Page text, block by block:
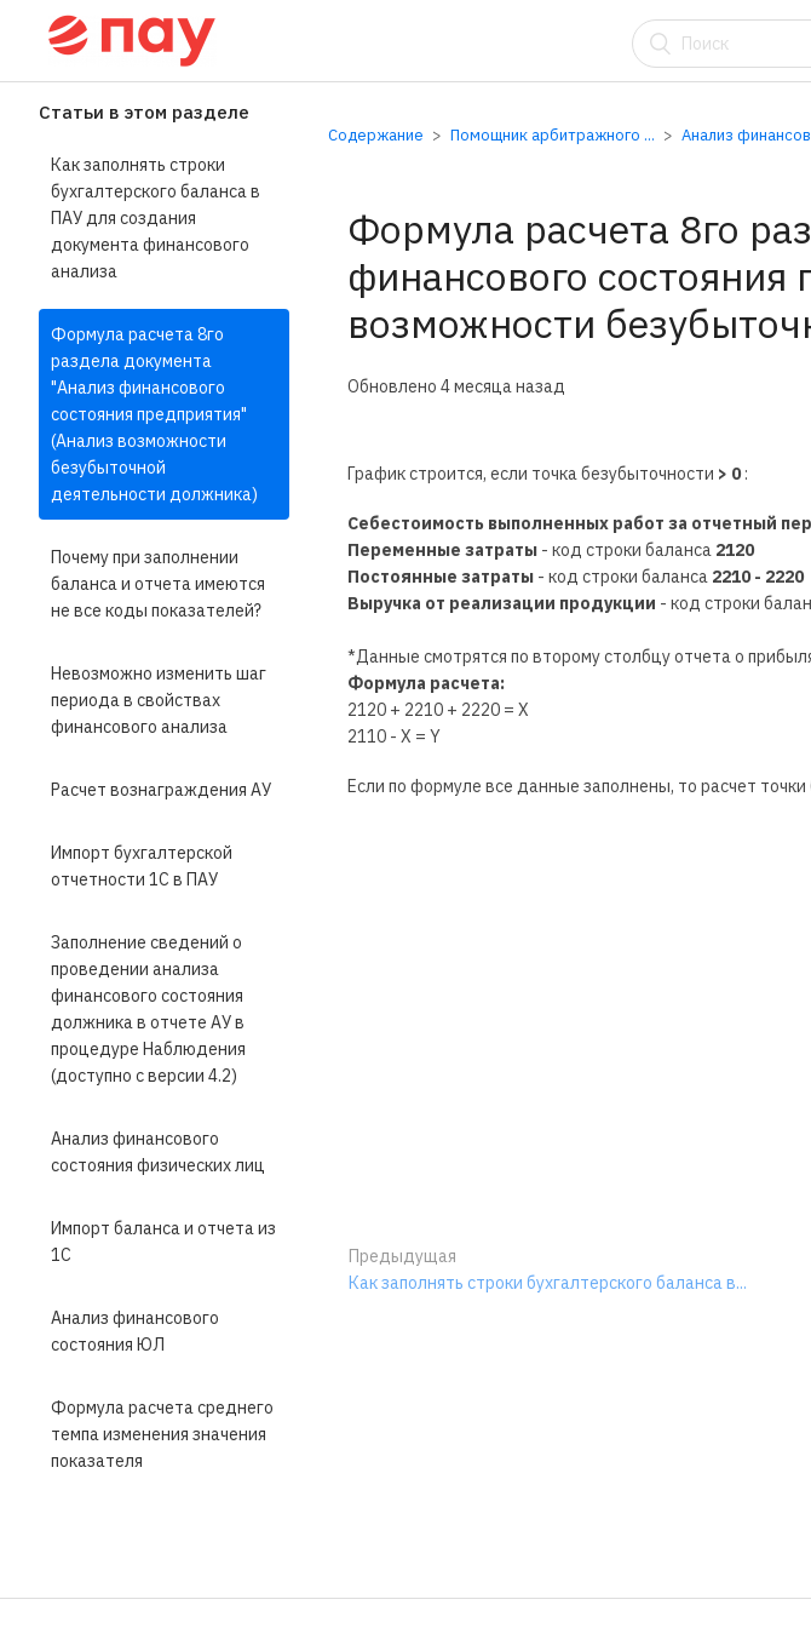
Статьи в этом разделе
Как заполнять строки
бухгалтерского баланса в
ПАУ для создания
документа финансового
анализа
Формула расчета 8го
раздела документа
"Анализ финансового
состояния предприятия"
(Анализ возможности
безубыточной
деятельности должника)
Почему при заполнении
баланса и отчета имеются
не все коды показателей?
Невозможно изменить шаг
периода в свойствах
финансового анализа
Расчет вознаграждения АУ
Импорт бухгалтерской
отчетности 1С в ПАУ
Заполнение сведений о
проведении анализа
финансового состояния
должника в отчете АУ в
процедуре Наблюдения
(доступно с версии 4.2)
Анализ финансового
состояния физических лиц
Импорт баланса и отчета из
1С
Анализ финансового
состояния ЮЛ
Формула расчета среднего
темпа изменения значения
показателя
Содержание Помощник арбитражного ... Анализ
Формула расчета 8го
финансового
возможности
Обновлено 4 месяца назад
График строится, если точка безубыточности > 0:
Себестоимость выполненных работ за отчетный
Переменные затраты- код строки баланса 2120
Постоянные затраты- код строки баланса2210 - 2220
Выручка от реализации продукции - код строки
*Данные смотрятся по второму столбцу отчета о
Формула расчета:
2120 + 2210 + 2220 = Х
2110 - Х = Y
Если по формуле все данные заполнены, то расчет
Предыдущая
Как заполнять строки бухгалтерского баланса в...